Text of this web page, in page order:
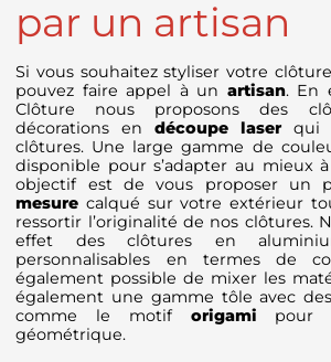
par un artisan
Si vous souhaitez styliser votre
pouvez faire appel à un artisan. En
Clôture nous proposons des
décorations endécoupe laser qui
clôtures. Une large gamme de
disponible pour s’adapter au mieux
objectif est de vous proposer un
mesure calqué sur votre extérieur
ressortir l’originalité de nos clôtures.
effet des clôtures en
personnalisables en termes de
également possible de mixer les
également une gamme tôle avec
comme le motif origami pour
géométrique.